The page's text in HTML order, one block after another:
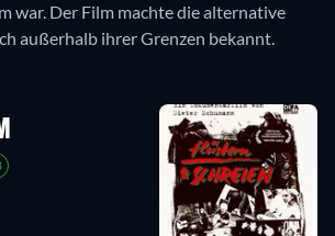
war. Der Film machte die alternative
außerhalb ihrer Grenzen bekannt.